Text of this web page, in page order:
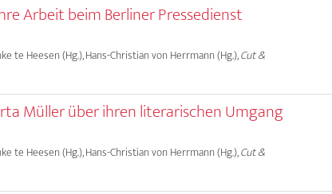
Arbeit beim Berliner Pressedienst
te Heesen (Hg.), Hans-Christian von Herrmann (Hg.),Cut &
Müller über ihren literarischen Umgang
te Heesen (Hg.), Hans-Christian von Herrmann (Hg.),Cut &